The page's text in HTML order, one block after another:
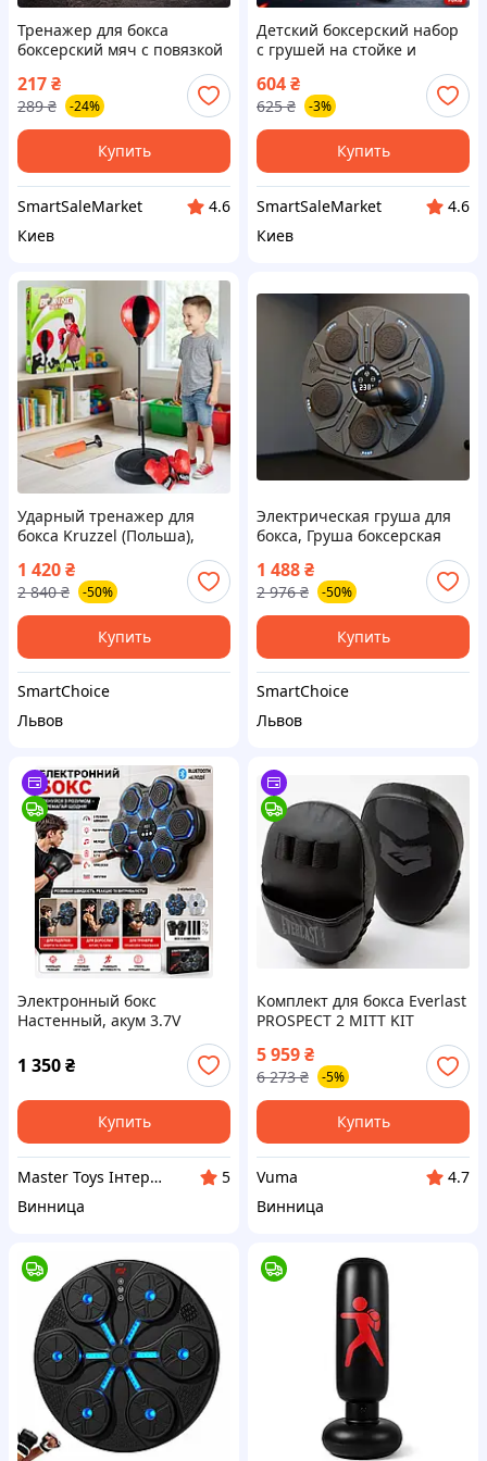
Тренажер для бокса
боксерский мяч с повязкой
на голову для улучшения
координации и реакции
217₴
289 ₴ -24%
Купить
SmartSaleMarket
4.6
Киев
Детский боксерский набор
с грушей на стойке и
регулируемая высота до
120 см
604₴
625 ₴ -3%
Купить
SmartSaleMarket
4.6
Киев
Ударный тренажер для
бокса Kruzzel (Польша),
Груша напольная для бокса,
Набор боксерский детский,
Мини груша боксерская,
ZLT
1 420₴
2 840 ₴ -50%
Купить
SmartChoice
Львов
Электрическая груша для
бокса, Груша боксерская
для детей, Груша настенная
для бокса, Тренажёр для
бокса на стену с музыкой,
ZLT
1 488₴
2 976 ₴ -50%
Купить
SmartChoice
Львов
Электронный бокс
Настенный, акум 3.7V
bluetooth, аксессуары
1 350₴
Купить
Master Toys Інтернет-магазин
5
Винница
Комплект для бокса Everlast
PROSPECT 2 MITT KIT
черный, серый Уни OSFM
(P00003054_K2)
5 959₴
6 273 ₴ -5%
Купить
Vuma
4.7
Винница